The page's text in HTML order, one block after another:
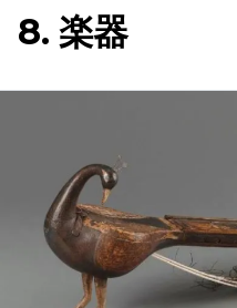
8. 楽器